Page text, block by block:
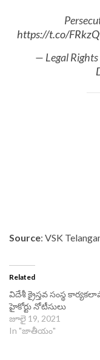
https://t.co/
— Legal
Source: VSK
Related
విదేశీ క్రైస్తవ సంస్థ
హైకోర్టు నోటీసులు
జూలై 19, 2021
In "జాతీయం"